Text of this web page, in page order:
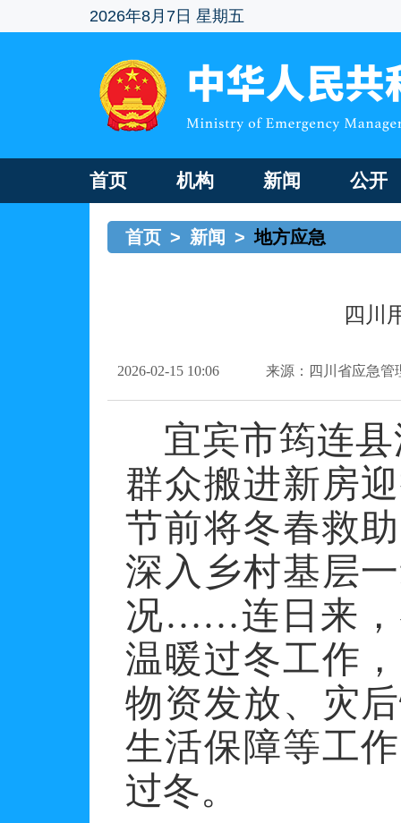
2026年8月7日 星期五
首页 机构 新闻 公开
首页 > 新闻 > 地方应急
四川
2026-02-15 10:06 来源：四川省应急管
宜宾市筠连
群众搬进新房
节前将冬春救
深入乡村基层
况……连日来，
温暖过冬工作
物资发放、灾
生活保障等工
过冬。